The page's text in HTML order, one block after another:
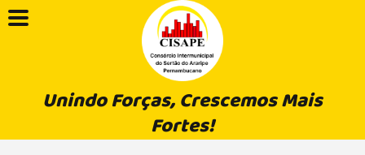
Unindo Forças, Crescemos Mais
Fortes!